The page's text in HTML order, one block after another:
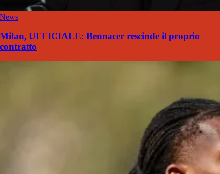
News
Milan, UFFICIALE: Bennacer rescinde il proprio
contratto